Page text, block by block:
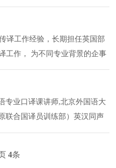
声传译证书、2012 年获得中华
级口译证书；
译工作经验，长期担任英国部
工作， 为不同专业背景的企事
构提供交传和同声翻译服务，
业近千场大型国际会议同声传
2019年起担任全国商务翻译专
顾
专业口译课讲师,北京外国语大
联合国译员训练部）英汉同声
合国教科文组织会议同声传译
坛”主论坛英汉同传译员.
4条